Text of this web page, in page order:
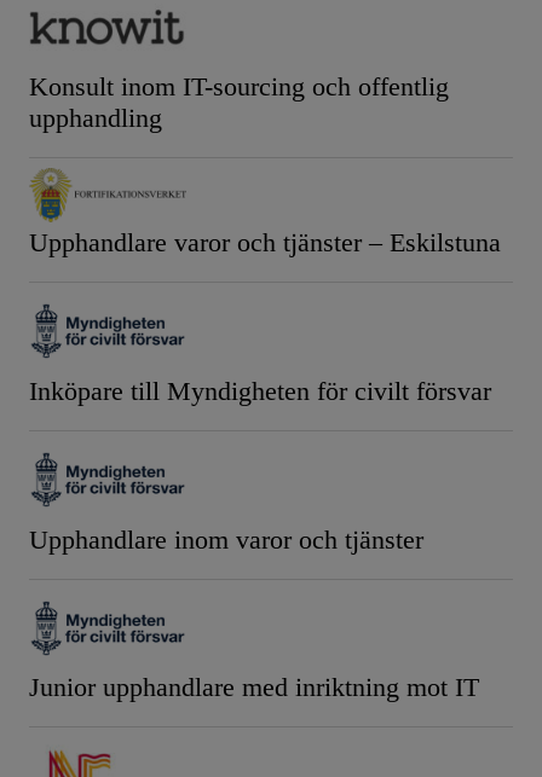
Konsult inom IT-sourcing och offentlig
upphandling
Upphandlare varor och tjänster – Eskilstuna
Inköpare till Myndigheten för civilt försvar
Upphandlare inom varor och tjänster
Junior upphandlare med inriktning mot IT